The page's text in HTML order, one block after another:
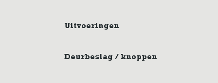
Uitvoeringen
Deurbeslag / knoppen